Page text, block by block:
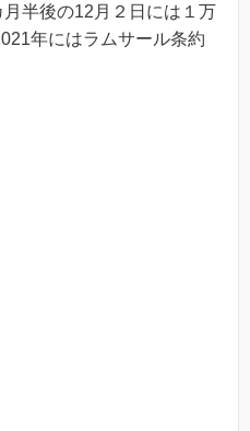
半後の12月２日には１万
年にはラムサール条約